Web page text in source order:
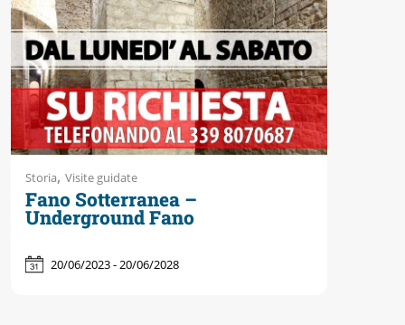
Storia, Visite guidate
Fano Sotterranea –
Underground Fano
20/06/2023 - 20/06/2028